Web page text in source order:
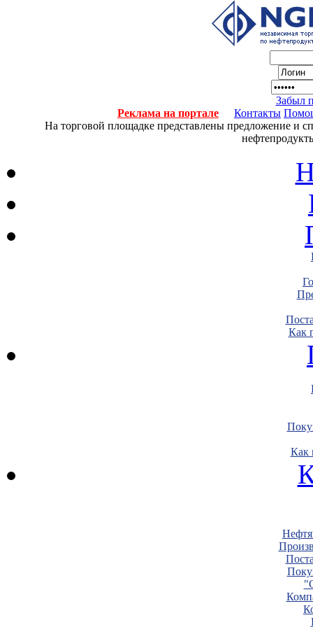
Забыл
Реклама на портале
Контакты
На торговой площадке представлены предложение и
Как
Как